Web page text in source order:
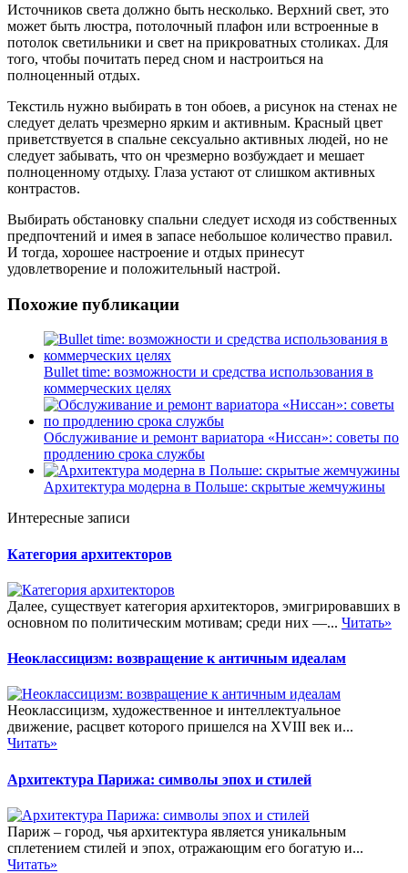
Источников света должно быть несколько. Верхний свет, это
может быть люстра, потолочный плафон или встроенные в
потолок светильники и свет на прикроватных столиках. Для
того, чтобы почитать перед сном и настроиться на
полноценный отдых.
Текстиль нужно выбирать в тон обоев, а рисунок на стенах не
следует делать чрезмерно ярким и активным. Красный цвет
приветствуется в спальне сексуально активных людей, но не
следует забывать, что он чрезмерно возбуждает и мешает
полноценному отдыху. Глаза устают от слишком активных
контрастов.
Выбирать обстановку спальни следует исходя из собственных
предпочтений и имея в запасе небольшое количество правил.
И тогда, хорошее настроение и отдых принесут
удовлетворение и положительный настрой.
Похожие публикации
Bullet time: возможности и средства использования в
коммерческих целях
Обслуживание и ремонт вариатора «Ниссан»: советы по
продлению срока службы
Архитектура модерна в Польше: скрытые жемчужины
Интересные записи
Категория архитекторов
Далее, существует категория архитекторов, эмигрировавших в
основном по политическим мотивам; среди них —... Читать»
Неоклассицизм: возвращение к античным идеалам
Неоклассицизм, художественное и интеллектуальное
движение, расцвет которого пришелся на XVIII век и...
Читать»
Архитектура Парижа: символы эпох и стилей
Париж – город, чья архитектура является уникальным
сплетением стилей и эпох, отражающим его богатую и...
Читать»